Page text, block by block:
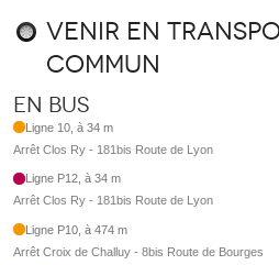
Venir en
commun
En bus
Ligne 10, à 34 m
Arrêt Clos Ry - 181bis Route de Lyon
Ligne P12, à 34 m
Arrêt Clos Ry - 181bis Route de Lyon
Ligne P10, à 474 m
Arrêt Croix de Challuy - 8bis Route de Bourges